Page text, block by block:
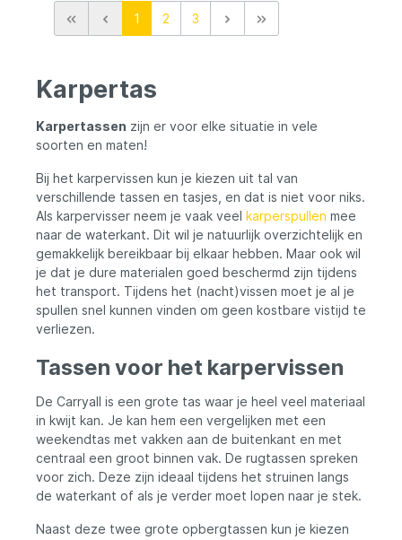
1 2 3
Karpertas
Karpertassen zijn er voor elke situatie in vele
soorten en maten!
Bij het karpervissen kun je kiezen uit tal van
verschillende tassen en tasjes, en dat is niet voor niks.
Als karpervisser neem je vaak veel karperspullen mee
naar de waterkant. Dit wil je natuurlijk overzichtelijk en
gemakkelijk bereikbaar bij elkaar hebben. Maar ook wil
je dat je dure materialen goed beschermd zijn tijdens
het transport. Tijdens het (nacht)vissen moet je al je
spullen snel kunnen vinden om geen kostbare vistijd te
verliezen.
Tassen voor het karpervissen
De Carryall is een grote tas waar je heel veel materiaal
in kwijt kan. Je kan hem een vergelijken met een
weekendtas met vakken aan de buitenkant en met
centraal een groot binnen vak. De rugtassen spreken
voor zich. Deze zijn ideaal tijdens het struinen langs
de waterkant of als je verder moet lopen naar je stek.
Naast deze twee grote opbergtassen kun je kiezen